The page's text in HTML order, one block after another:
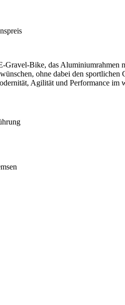
das
ohne dabei den
Agilität und Performance im